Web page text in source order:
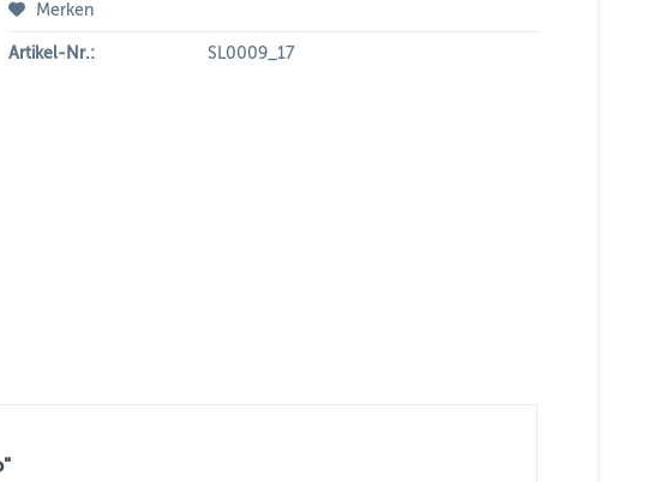
Merken
Artikel-Nr.: SL0009_17